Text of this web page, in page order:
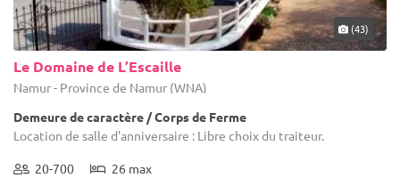
(43)
Le Domaine de L’Escaille
Namur - Province de Namur (WNA)
Demeure de caractère / Corps de Ferme
Location de salle d'anniversaire : Libre choix du traiteur.
20-700 26 max